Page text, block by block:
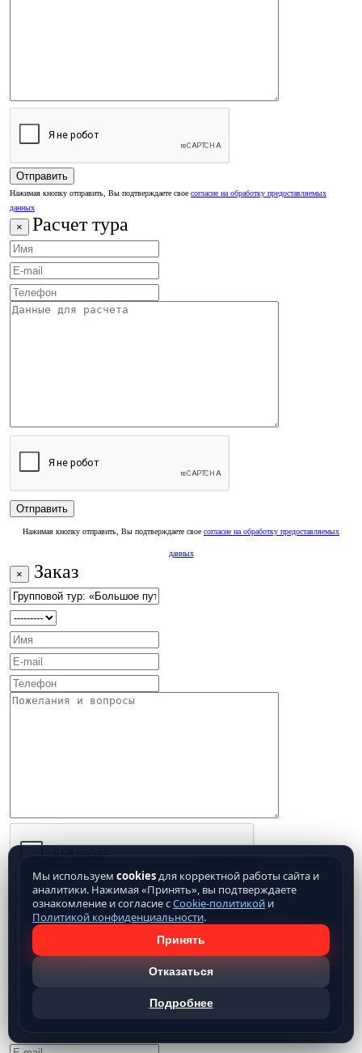
Нажимая кнопку отправить, Вы подтверждаете свое согласие на обработку предоставляемых
данных
× Расчет тура
Нажимая кнопку отправить, Вы подтверждаете свое согласие на обработку предоставляемых
данных
× Заказ
Нажимая кнопку отправить, Вы подтверждаете своесогласие на обработку предоставляемых
данных
Заказ
Мы используем cookiesдля корректной работы сайта и
аналитики. Нажимая «Принять», вы подтверждаете
ознакомление и согласие сCookie-политикой и
Политикой конфиденциальности.
Принять
Отказаться
Подробнее